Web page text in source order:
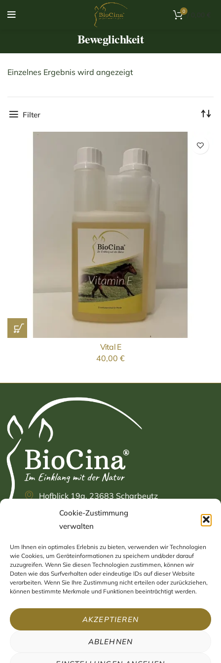
Cookie-Zustimmung
verwalten
Um Ihnen ein optimales Erlebnis zu bieten, verwenden wir Technologien
wie Cookies, um Geräteinformationen zu speichern und/oder darauf
zuzugreifen. Wenn Sie diesen Technologien zustimmen, können wir
Daten wie das Surfverhalten oder eindeutige IDs auf dieser Website
verarbeiten. Wenn Sie Ihre Zustimmung nicht erteilen oder zurückziehen,
können bestimmte Merkmale und Funktionen beeinträchtigt werden.
AKZEPTIEREN
ABLEHNEN
0 /
Beweglichkeit
Einzelnes Ergebnis wird angezeigt
Filter
Vital E
40,00 €
Hofblick 19a, 23683 Scharbeutz
+49 (0) 4503 / 89 83 925
INFORMATIONEN
Impressum
Datenschutzerklärung
AGB
NAVIGATION
Home
Shop
Blog